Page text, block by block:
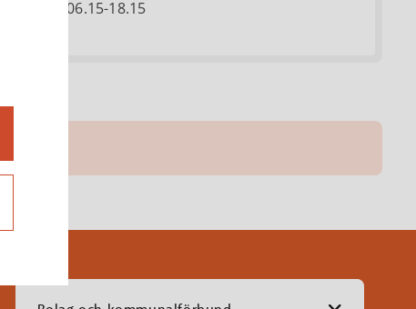
Må-fr kl. 06.15-18.15